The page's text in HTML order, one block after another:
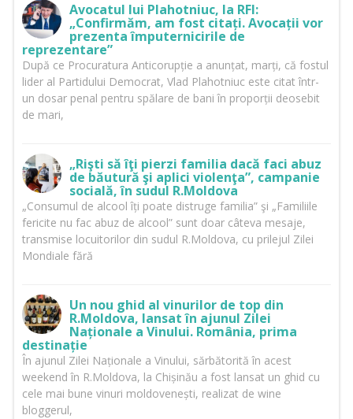
Avocatul lui Plahotniuc, la RFI:
„Confirmăm, am fost citați. Avocații vor
prezenta împuternicirile de
reprezentare”
După ce Procuratura Anticorupție a anunțat, marți, că fostul
lider al Partidului Democrat, Vlad Plahotniuc este citat într-
un dosar penal pentru spălare de bani în proporții deosebit
de mari,
„Rişti să îţi pierzi familia dacă faci abuz
de băutură şi aplici violenţa”, campanie
socială, în sudul R.Moldova
„Consumul de alcool îți poate distruge familia” şi „Familiile
fericite nu fac abuz de alcool” sunt doar câteva mesaje,
transmise locuitorilor din sudul R.Moldova, cu prilejul Zilei
Mondiale fără
Un nou ghid al vinurilor de top din
R.Moldova, lansat în ajunul Zilei
Naționale a Vinului. România, prima
destinație
În ajunul Zilei Naționale a Vinului, sărbătorită în acest
weekend în R.Moldova, la Chișinău a fost lansat un ghid cu
cele mai bune vinuri moldovenești, realizat de wine
bloggerul,